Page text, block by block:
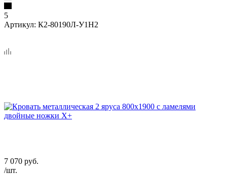
5
Артикул: К2-80190Л-У1Н2
7 070 руб.
/шт.